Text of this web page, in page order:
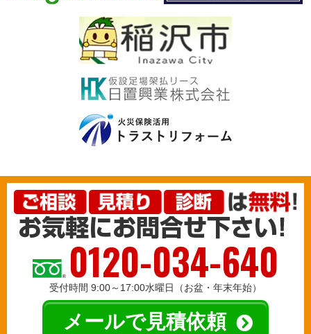
0120-034-640
受付時間 9:00～17:00水曜日（お盆・年末年始）
メールで見積依頼